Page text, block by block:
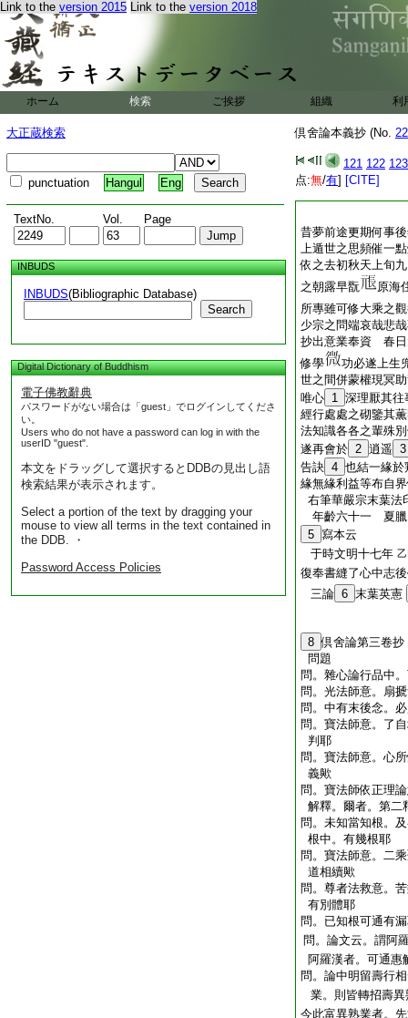
Link to the version 2015 Link to the version 2018
ホーム 検索 ご挨拶 組織 利
大正蔵検索
punctuation Hangul Eng
TextNo. Vol. Page
INBUDS
INBUDS(Bibliographic Database)
Search
Digital Dictionary of Buddhism
電子佛教辭典
パスワードがない場合は「guest」でログインしてくださ
い。
Users who do not have a password can log in with the
userID "guest".
本文をドラッグして選択するとDDBの見出し語
検索結果が表示されます。
Select a portion of the text by dragging your
mouse to view all terms in the text contained in
the DDB. ・
Password Access Policies
倶舍論本義抄 (No.
121 122 123
点:無/有] [CITE]
昔夢前途更期何事
上遁世之思頻催一
依之去初秋天上旬
之朝露早翫
原海
所專雖可修大乘之
少宗之問端哀哉悲
抄出意業奉資 春日
修學
功必遂上生
世之間併蒙權現冥
唯心 1 深理厭其往
經行處處之砌鑒其
法知識各各之輩殊
遂再會於 2 逍遥 3
告訣 4 也結一緣於
緣無緣利益等布自
右筆華嚴宗末葉法
年齡六十一 夏臘
5 寫本云
于時文明十七年
復奉書縫了心中志
三論 6 末葉英憲
8 倶舍論第三卷抄
問題
問。雜心論行品中
問。光法師意。扇
問。中有末後念。
問。寶法師意。了
判耶
問。寶法師意。心
義歟
問。寶法師依正理
解釋。爾者。第二
問。未知當知根。
根中。有幾根耶
問。寶法師意。二
道相續歟
問。尊者法救意。
有別體耶
問。已知根可通有
問。論文云。謂阿
阿羅漢者。可通惠
問。論中明留壽行
業。則皆轉招壽異
今此富異熟業者。